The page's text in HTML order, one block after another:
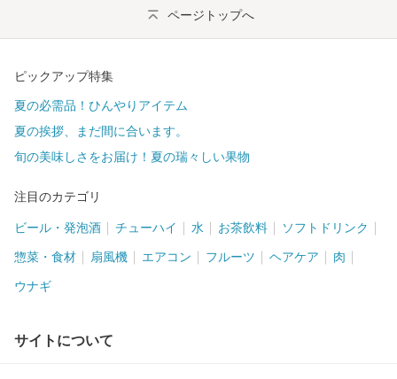
ページトップへ
ピックアップ特集
夏の必需品！ひんやりアイテム
夏の挨拶、まだ間に合います。
旬の美味しさをお届け！夏の瑞々しい果物
注目のカテゴリ
ビール・発泡酒 チューハイ 水 お茶飲料 ソフトドリンク
惣菜・食材 扇風機 エアコン フルーツ ヘアケア 肉
ウナギ
サイトについて